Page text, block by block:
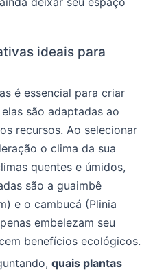
ideais para
é essencial para criar
são adaptadas ao
recursos. Ao selecionar
o clima da sua
quentes e úmidos,
são a guaimbê
e o cambucá (Plinia
embelezam seu
benefícios ecológicos.
quais plantas